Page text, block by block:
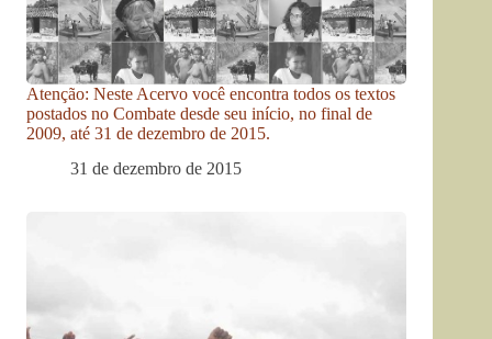
Atenção: Neste Acervo você encontra todos os textos
postados no Combate desde seu início, no final de
2009, até 31 de dezembro de 2015.
31 de dezembro de 2015